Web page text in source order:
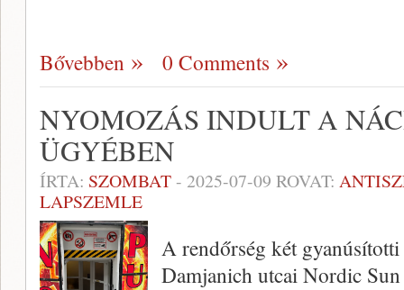
Bővebben 0 Comments
NYOMOZÁS INDULT A
ÜGYÉBEN
ÍRTA: SZOMBAT- 2025-07-09 ROVAT:
LAPSZEMLE
A rendőrség két
Damjanich utcai Nordic